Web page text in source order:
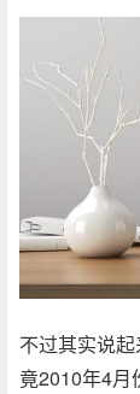
不过其实说
竟2010年4月